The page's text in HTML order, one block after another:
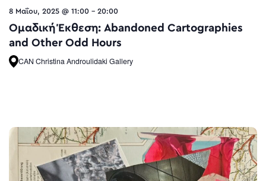
8 Μαΐου, 2025 @ 11:00 - 20:00
Ομαδική Έκθεση: Abandoned Cartographies
and Other Odd Hours
CAN Christina Androulidaki Gallery